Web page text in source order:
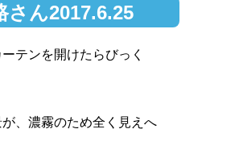
さん2017.6.25
テンを開けたらびっく
、濃霧のため全く見えへ